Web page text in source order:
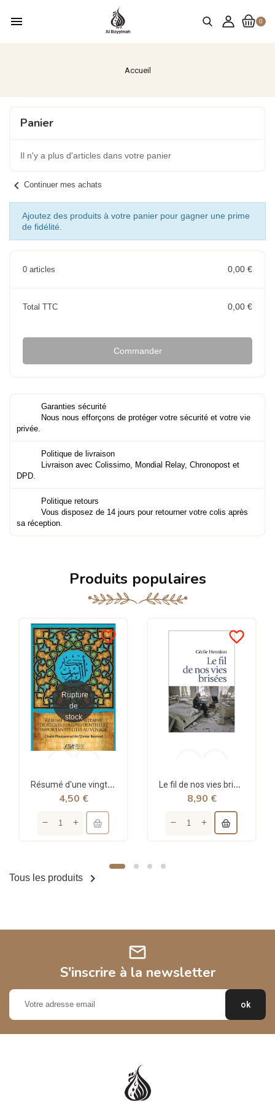
0
menu
Accueil
Panier
Il n'y a plus d'articles dans votre panier
chevron_left Continuer mes achats
Ajoutez des produits à votre panier pour gagner une prime
de fidélité.
0 articles 0,00 €
Total TTC 0,00 €
Commander
Garanties sécurité
Nous nous efforçons de protéger votre sécurité et votre vie
privée.
Politique de livraison
Livraison avec Colissimo, Mondial Relay, Chronopost et
DPD.
Politique retours
Vous disposez de 14 jours pour retourner votre colis après
sa réception.
Produits populaires
favorite_border
Rupture
de
stock
Résumé d'une vingtaine de règles jurisprudentielles liées au voyage - Bazmoul - Héritage...
4,50 €
favorite_border
Le fil de nos vies brisées - poche - Cécile Hennion - Points
8,90 €
Tous les produits 
mail
S'inscrire à la newsletter